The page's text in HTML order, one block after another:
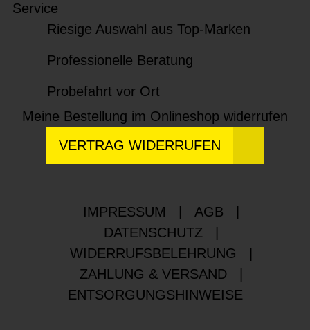
Service
Riesige Auswahl aus Top-Marken
Professionelle Beratung
Probefahrt vor Ort
Meine Bestellung im Onlineshop widerrufen
VERTRAG WIDERRUFEN
IMPRESSUM AGB
DATENSCHUTZ
WIDERRUFSBELEHRUNG
ZAHLUNG & VERSAND
ENTSORGUNGSHINWEISE